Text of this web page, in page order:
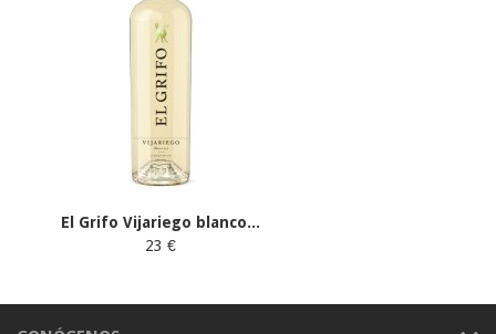
El Grifo Vijariego blanco...
23 €